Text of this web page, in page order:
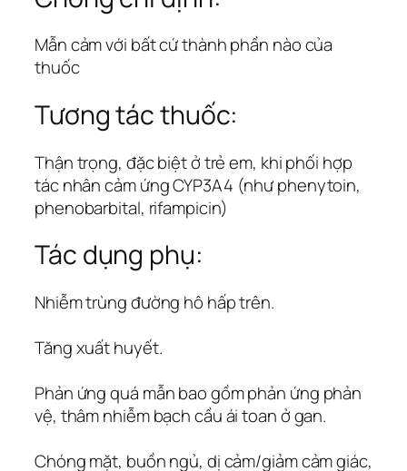
Mẫn cảm với bất cứ thành phần nào của
thuốc
Tương tác thuốc:
Thận trọng, đặc biệt ở trẻ em, khi phối hợp
tác nhân cảm ứng CYP3A4 (như phenytoin,
phenobarbital, rifampicin)
Tác dụng phụ:
Nhiễm trùng đường hô hấp trên.
Tăng xuất huyết.
Phản ứng quá mẫn bao gồm phản ứng phản
vệ, thâm nhiễm bạch cầu ái toan ở gan.
Chóng mặt, buồn ngủ, dị cảm/giảm cảm giác,